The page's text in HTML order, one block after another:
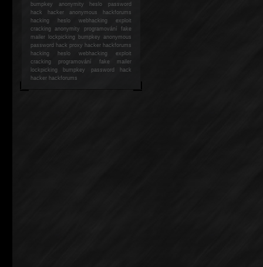
bumpkey anonymity heslo password
hackhacker anonymous hackforums
hackingheslo webhacking exploit
cracking anonymity programování fake
mailer lockpicking bumpkey anonymous
password hack proxy hacker hackforums
hacking heslo webhacking exploit
cracking programování fake mailer
lockpicking bumpkey password hack
hackerhackforums